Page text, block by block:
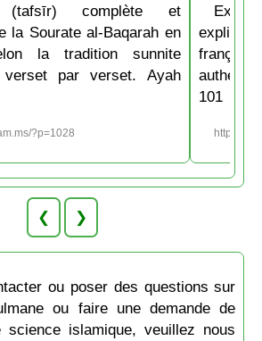
(tafsīr) complète et
la Sourate al-Baqarah en
la tradition sunnite
verset par verset. Ayah
?p=1028
101
https://
❮ ❯
ou poser des questions sur
ou faire une demande de
islamique, veuillez nous